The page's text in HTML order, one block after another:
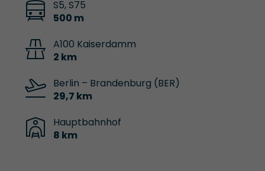
S5, S75
500 m
A100 Kaiserdamm
2 km
Berlin – Brandenburg (BER)
29,7 km
Hauptbahnhof
8 km